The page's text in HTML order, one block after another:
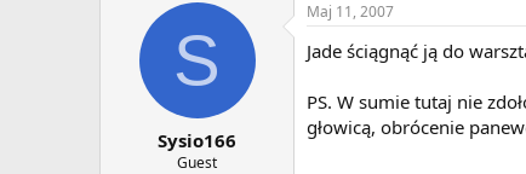
S
Sysio166
Guest
Maj 11, 2007
Jade ściągnąć ją do
PS. W sumie tutaj nie
głowicą, obrócenie